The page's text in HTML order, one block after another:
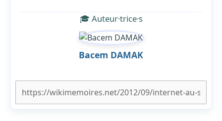
🎓 Auteur·trice·s
Bacem DAMAK